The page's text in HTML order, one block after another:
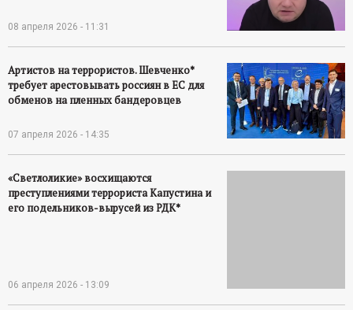
08 апреля 2026 - 11:31
Артистов на террористов. Шевченко*
требует арестовывать россиян в ЕС для
обменов на пленных бандеровцев
07 апреля 2026 - 14:35
«Светлоликие» восхищаются
преступлениями террориста Капустина и
его подельников-вырусей из РДК*
06 апреля 2026 - 13:09